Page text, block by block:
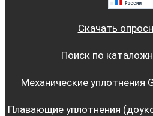
Скачать
Поиск по
Механические уплотнения
Плавающие уплотнения